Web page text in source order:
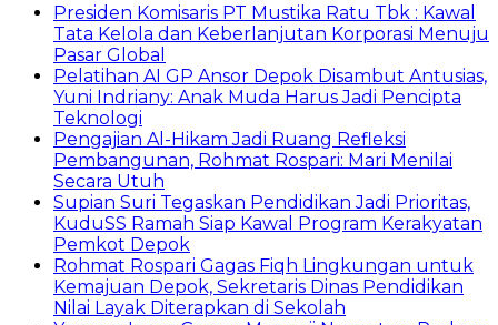
Presiden Komisaris PT Mustika Ratu Tbk : Kawal
Tata Kelola dan Keberlanjutan Korporasi Menuju
Pasar Global
Pelatihan AI GP Ansor Depok Disambut Antusias,
Yuni Indriany: Anak Muda Harus Jadi Pencipta
Teknologi
Pengajian Al-Hikam Jadi Ruang Refleksi
Pembangunan, Rohmat Rospari: Mari Menilai
Secara Utuh
Supian Suri Tegaskan Pendidikan Jadi Prioritas,
KuduSS Ramah Siap Kawal Program Kerakyatan
Pemkot Depok
Rohmat Rospari Gagas Fiqh Lingkungan untuk
Kemajuan Depok, Sekretaris Dinas Pendidikan
Nilai Layak Diterapkan di Sekolah